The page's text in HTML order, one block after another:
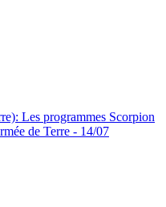
Les programmes Scorpion
de Terre - 14/07